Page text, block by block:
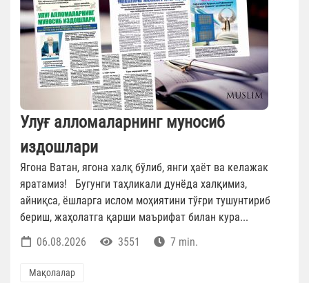
Улуғ алломаларнинг муносиб
издошлари
Ягона Ватан, ягона халқ бўлиб, янги ҳаёт ва келажак
яратамиз! Бугунги таҳликали дунёда халқимиз,
айниқса, ёшларга ислом моҳиятини тўғри тушунтириб
бериш, жаҳолатга қарши маърифат билан кура...
06.08.2026
3551 7 min.
Мақолалар